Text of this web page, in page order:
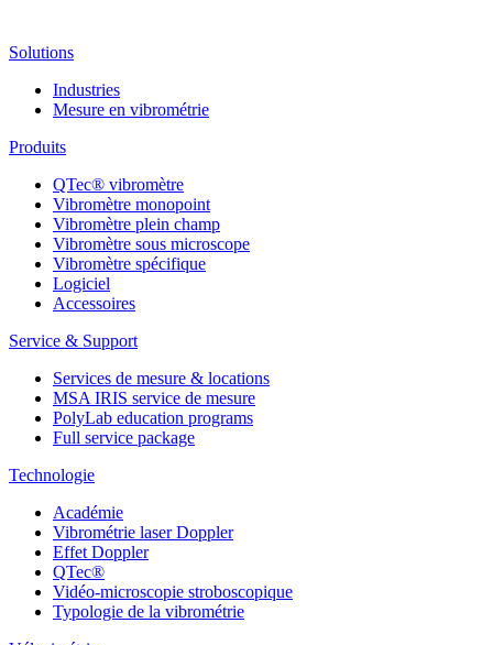
Solutions
Industries
Mesure en vibrométrie
Produits
QTec® vibromètre
Vibromètre monopoint
Vibromètre plein champ
Vibromètre sous microscope
Vibromètre spécifique
Logiciel
Accessoires
Service & Support
Services de mesure & locations
MSA IRIS service de mesure
PolyLab education programs
Full service package
Technologie
Académie
Vibrométrie laser Doppler
Effet Doppler
QTec®
Vidéo-microscopie stroboscopique
Typologie de la vibrométrie